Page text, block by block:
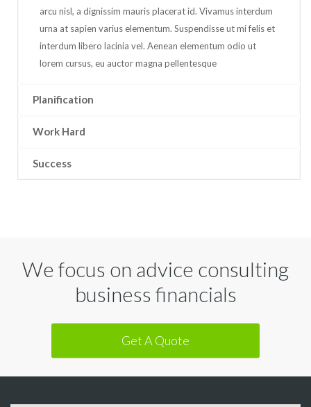
arcu nisl, a dignissim mauris placerat id. Vivamus interdum
urna at sapien varius elementum. Suspendisse ut mi felis et
interdum libero lacinia vel. Aenean elementum odio ut
lorem cursus, eu auctor magna pellentesque
Planification
Work Hard
Success
We focus on advice consulting
business financials
Get A Quote